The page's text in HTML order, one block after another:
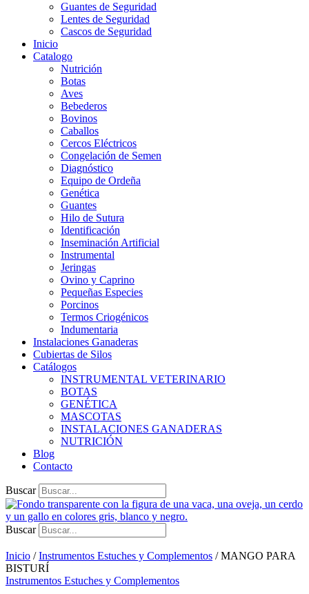
Guantes de Seguridad
Lentes de Seguridad
Cascos de Seguridad
Inicio
Catalogo
Nutrición
Botas
Aves
Bebederos
Bovinos
Caballos
Cercos Eléctricos
Congelación de Semen
Diagnóstico
Equipo de Ordeña
Genética
Guantes
Hilo de Sutura
Identificación
Inseminación Artificial
Instrumental
Jeringas
Ovino y Caprino
Pequeñas Especies
Porcinos
Termos Criogénicos
Indumentaria
Instalaciones Ganaderas
Cubiertas de Silos
Catálogos
INSTRUMENTAL VETERINARIO
BOTAS
GENÉTICA
MASCOTAS
INSTALACIONES GANADERAS
NUTRICIÓN
Blog
Contacto
Buscar
Buscar
Inicio /Instrumentos Estuches y Complementos / MANGO PARA
BISTURÍ
Instrumentos Estuches y Complementos